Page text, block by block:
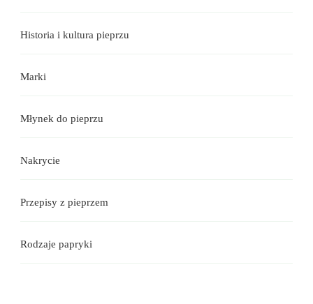
Historia i kultura pieprzu
Marki
Młynek do pieprzu
Nakrycie
Przepisy z pieprzem
Rodzaje papryki